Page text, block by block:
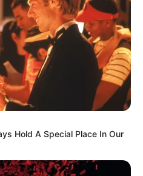
referencia).
Florian
Hold A Special Place In Our